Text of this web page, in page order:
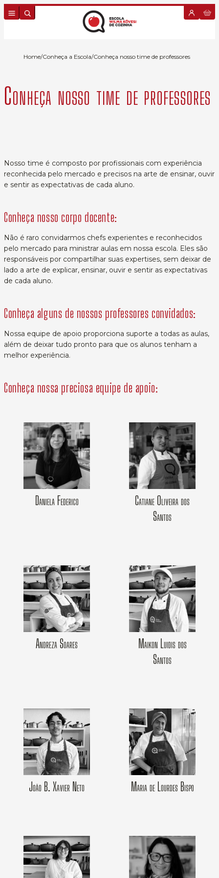
Skip to content
Home/Conheça a Escola/Conheça nosso time de professores
Conheça nosso time de professores
Nosso time é composto por profissionais com experiência
reconhecida pelo mercado e precisos na arte de ensinar, ouvir
e sentir as expectativas de cada aluno.
Conheça nosso corpo docente:
Não é raro convidarmos chefs experientes e reconhecidos
pelo mercado para ministrar aulas em nossa escola. Eles são
responsáveis por compartilhar suas expertises, sem deixar de
lado a arte de explicar, ensinar, ouvir e sentir as expectativas
de cada aluno.
Conheça alguns de nossos professores convidados:
Nossa equipe de apoio proporciona suporte a todas as aulas,
além de deixar tudo pronto para que os alunos tenham a
melhor experiência.
Conheça nossa preciosa equipe de apoio:
Daniela Federico
Catiane Oliveira dos
Santos
Andreza Soares
Maikon Luidis dos
Santos
João B. Xavier Neto Maria de Lourdes Bispo